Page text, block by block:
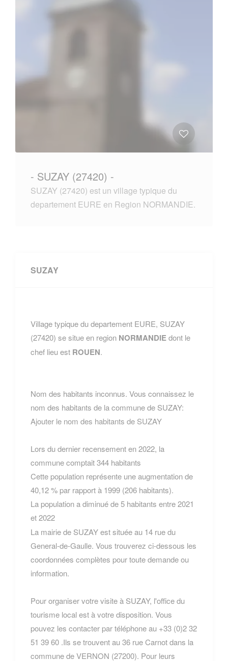
- SUZAY (27420) -
SUZAY (27420) est un village typique du
departement EURE en Region NORMANDIE.
SUZAY
Village typique du departement EURE, SUZAY
(27420) se situe en region NORMANDIEdont le
chef lieu est ROUEN.
Nom des habitants inconnus. Vous connaissez le
nom des habitants de la commune de SUZAY:
Ajouter le nom des habitants de SUZAY
Lors du dernier recensement en 2022, la
commune comptait 344 habitants
Cette population représente une augmentation de
40,12 % par rapport à 1999 (206 habitants).
La population a diminué de 5 habitants entre 2021
et 2022
La mairie de SUZAY est située au 14 rue du
General-de-Gaulle. Vous trouverez ci-dessous les
coordonnées complètes pour toute demande ou
information.
Pour organiser votre visite à SUZAY, l'office du
tourisme local est à votre disposition. Vous
pouvez les contacter par téléphone au +33 (0)2 32
51 39 60 .Ils se trouvent au 36 rue Carnot dans la
commune de VERNON (27200). Pour leurs